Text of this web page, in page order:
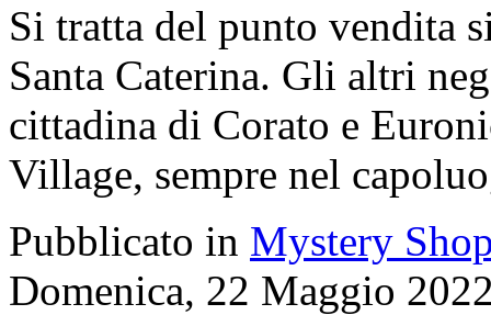
Si tratta del punto vendita
Santa Caterina. Gli altri
cittadina di Corato e
Village, sempre nel
Pubblicato in Mystery
Domenica, 22 Maggio